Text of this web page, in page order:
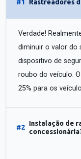
#1 Rastreadores
Verdade!
diminuir o valor do
dispositivo de
roubo do veículo.
25% para os
#2
Instalação de